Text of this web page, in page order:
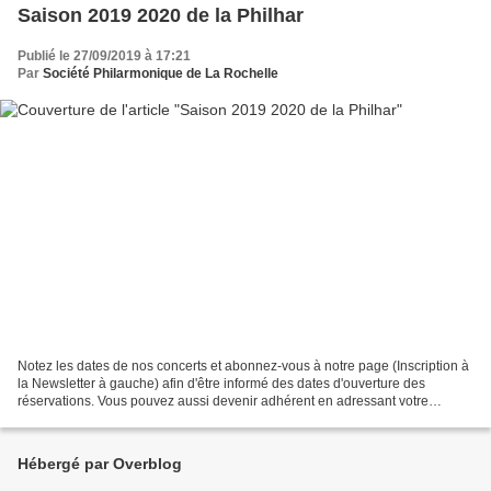
Saison 2019 2020 de la Philhar
Publié le 27/09/2019 à 17:21
Par Société Philarmonique de La Rochelle
Notez les dates de nos concerts et abonnez-vous à notre page (Inscription à
la Newsletter à gauche) afin d'être informé des dates d'ouverture des
réservations. Vous pouvez aussi devenir adhérent en adressant votre
Hébergé par Overblog